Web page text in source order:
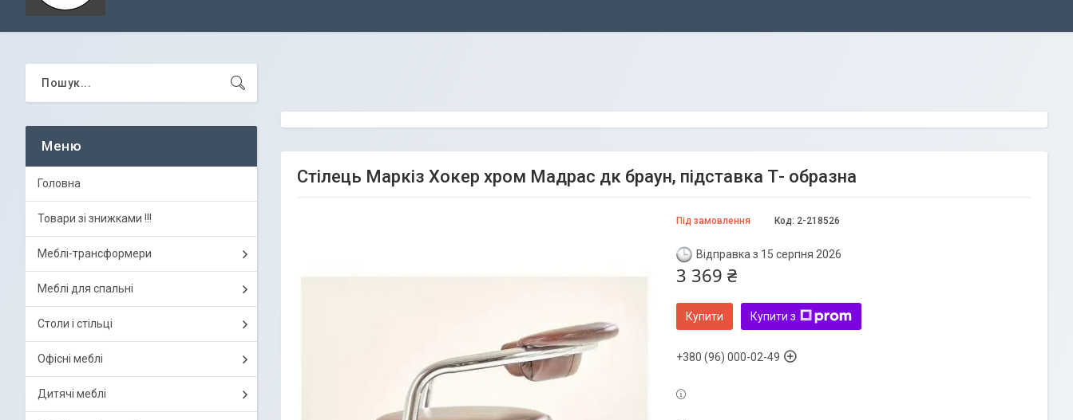
Стілець Маркіз Хокер хром Мадрас дк браун, підставка Т- образна
Під замовлення Код: 2-218526
Відправка з 15 серпня 2026
3 369 ₴
Купити Купити з
+380 (96) 000-02-49
Головна
Товари зі знижками !!!
Меблі-трансформери
Меблі для спальні
Столи і стільці
Офісні меблі
Дитячі меблі